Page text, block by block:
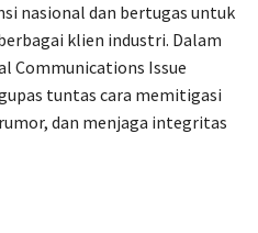
nasional dan bertugas untuk
klien industri. Dalam
Communications Issue
tuntas cara memitigasi
dan menjaga integritas